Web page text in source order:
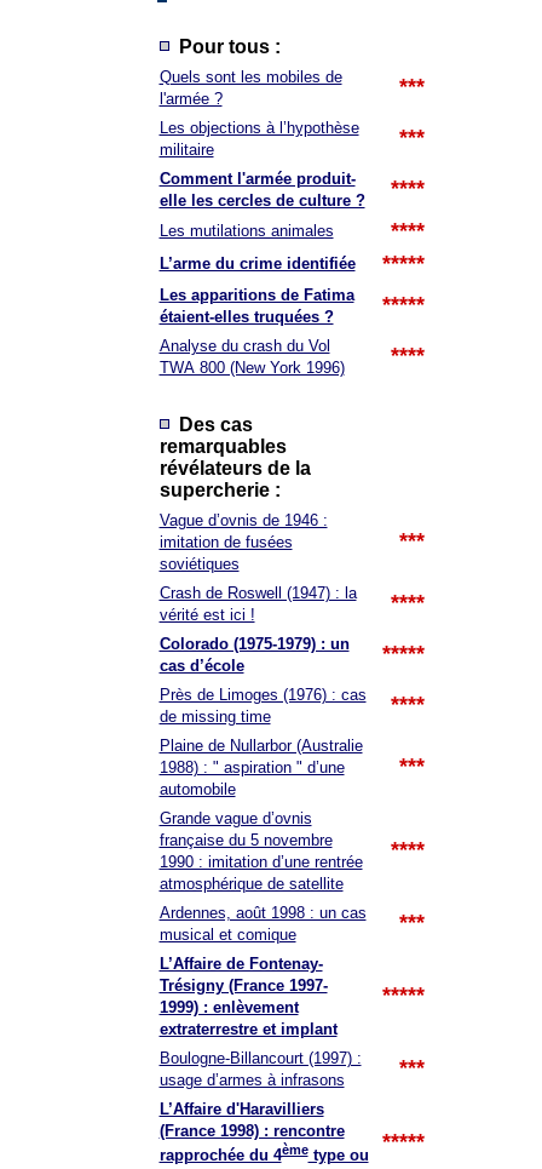
Pour tous :
Quels sont les mobiles de
l'armée ?
***
Les objections à l’hypothèse
militaire
***
Comment l'armée produit-
elle les cercles de culture ?
****
Les mutilations animales ****
L’arme du crime identifiée *****
Les apparitions de Fatima
étaient-elles truquées ?
*****
Analyse du crash du Vol
TWA 800 (New York 1996)
****
Des cas
remarquables
révélateurs de la
supercherie :
Vague d’ovnis de 1946 :
imitation de fusées
soviétiques
***
Crash de Roswell (1947) : la
vérité est ici !
****
Colorado (1975-1979) : un
cas d’école
*****
Près de Limoges (1976) : cas
de missing time
****
Plaine de Nullarbor (Australie
1988) : " aspiration " d’une
automobile
***
Grande vague d’ovnis
française du 5 novembre
1990 : imitation d’une rentrée
atmosphérique de satellite
****
Ardennes, août 1998 : un cas
musical et comique
***
L’Affaire de Fontenay-
Trésigny (France 1997-
1999) : enlèvement
extraterrestre et implant
*****
Boulogne-Billancourt (1997) :
usage d’armes à infrasons
***
L’Affaire d'Haravilliers
(France 1998) : rencontre
rapprochée du 4èmetype ou
*****